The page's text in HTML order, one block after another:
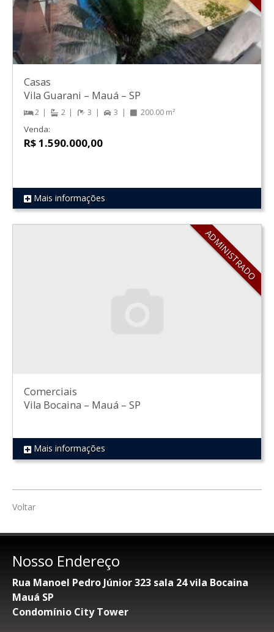
REF 117
Casas
Vila Guarani – Mauá – SP
2 2 3 3 200.00 m²
Venda:
R$ 1.590.000,00
Mais informações
ADMINISTRADO
REF 590
Comerciais
Vila Bocaina – Mauá – SP
Mais informações
Voltar
Nosso Endereço
Rua Manoel Pedro Júnior 323 sala 24 vila Bocaina
Mauá SP
Condomínio City Tower